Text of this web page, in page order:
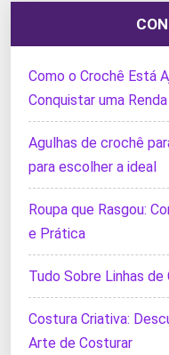
Como o Crochê Está
Conquistar uma
Agulhas de crochê
para escolher a ideal
Roupa que Rasgou:
e Prática
Tudo Sobre Linhas de
Costura Criativa:
Arte de Costurar